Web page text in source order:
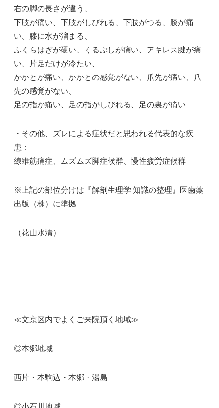
右の脚の長さが違う、
下肢が痛い、下肢がしびれる、下肢がつる、膝が痛
い、膝に水が溜まる、
ふくらはぎが硬い、くるぶしが痛い、アキレス腱が痛
い、片足だけが冷たい、
かかとが痛い、かかとの感覚がない、爪先が痛い、爪
先の感覚がない、
足の指が痛い、足の指がしびれる、足の裏が痛い
・その他、ズレによる症状だと思われる代表的な疾
患：
線維筋痛症、ムズムズ脚症候群、慢性疲労症候群
※上記の部位分けは『解剖生理学 知識の整理』医歯薬
出版（株）に準拠
（花山水清）
≪文京区内でよくご来院頂く地域≫
◎本郷地域
西片・本駒込・本郷・湯島